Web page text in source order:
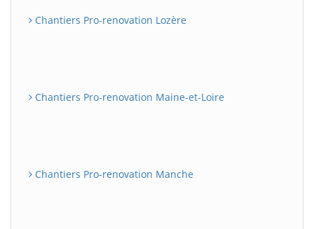
Chantiers Pro-renovation Lozère
Chantiers Pro-renovation Maine-et-Loire
Chantiers Pro-renovation Manche